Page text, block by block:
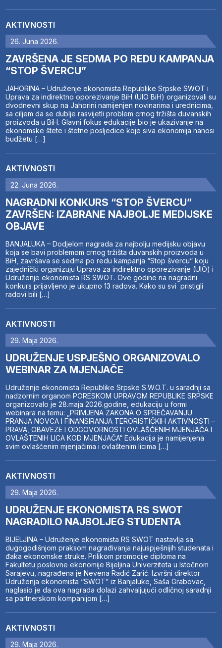
AKTIVNOSTI
26. Juna 2026.
ZAVRŠENA JE SEDMA PO REDU KAMPANJA
“STOP ŠVERCU”
JAHORINA – Udruženje ekonomista Republike Srpske SWOT i
Uprava za indirektno oporezivanje BiH (UIO BiH) organizovali su
dvodnevni skup na Jahorini namijenjen novinarima i urednicima,
sa ciljem da se dublje rasvijetli problem crnog tržišta duvanskih
proizvoda u BiH. Glavni fokus edukacije bio je ukazivanje na
ekonomske štete i štetne posljedice koje siva ekonomija nanosi
budžetu […]
AKTIVNOSTI
22. Juna 2026.
NAGRADNI KONKURS “STOP ŠVERCU”
ZAVRŠEN: IZABRANE NAJBOLJE MEDIJSKE
OBJAVE
BANJALUKA – Dodjelom nagrada za najbolju medijsku objavu
koja se bavi problemom crnog tržišta duvanskih proizvoda u
BiH, završava se sedma po redu kampanja “Stop švercu” koju
zajednički organizuju Uprava za indirektno oporezivanje (UIO) i
Udruženje ekonomista RS SWOT. Ove godine na nagradni
konkurs prijavljeno je ukupno 13 radova. Kako su svi pristigli
radovi bili […]
AKTIVNOSTI
29. Maja 2026.
UDRUŽENJE USPJEŠNO ORGANIZOVALO
WEBINAR ZA MJENJAČE
Udruženje ekonomista Republike Srpske S.W.O.T. u saradnji sa
nadzornim organom PORESKOM UPRAVOM REPUBLIKE SRPSKE
organizovalo je 28.maja 2026.godine, edukaciju u formi
webinara na temu: „PRIMJENA ZAKONA O SPREČAVANJU
PRANJA NOVCA I FINANSIRANJA TERORISTIČKIH AKTIVNOSTI –
PRAVA, OBAVEZE I ODGOVORNOSTI OVLAŠĆENIH MJENJAČA I
OVLAŠTENIH LICA KOD MJENJAČA“ Edukacija je namijenjena
svim ovlašćenim mjenjačima i ovlaštenim licima […]
AKTIVNOSTI
29. Maja 2026.
UDRUŽENJE EKONOMISTA RS SWOT
NAGRADILO NAJBOLJEG STUDENTA
BIJELJINA – Udruženje ekonomista RS SWOT nastavlja sa
dugogodišnjom praksom nagrađivanja najuspješnijih studenata i
đaka ekonomske struke. Prilikom promocije diploma na
Fakultetu poslovne ekonomije Bijeljina Univerziteta u Istočnom
Sarajevu, nagrađena je Nevena Radić Zarić. Izvršni direktor
Udruženja ekonomista “SWOT” iz Banjaluke, Saša Grabovac,
naglasio je da ova nagrada dolazi zahvaljujući odličnoj saradnji
sa partnerskom kompanijom […]
AKTIVNOSTI
29. Maja 2026.